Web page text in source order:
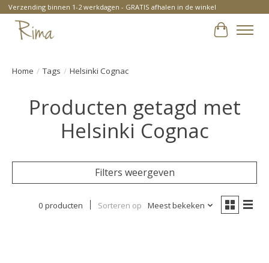
Verzending binnen 1-2 werkdagen - GRATIS afhalen in de winkel
Home / Tags / Helsinki Cognac
Producten getagd met
Helsinki Cognac
Filters weergeven
0 producten Sorteren op Meest bekeken